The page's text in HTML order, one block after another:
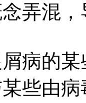
弄混
的某
些由